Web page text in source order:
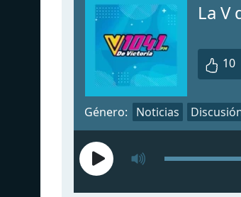
La V
10
Género: Noticias